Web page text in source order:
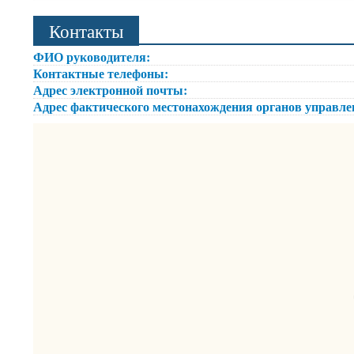
Контакты
ФИО руководителя:
Контактные телефоны:
Адрес электронной почты:
Адрес фактического местонахождения органов